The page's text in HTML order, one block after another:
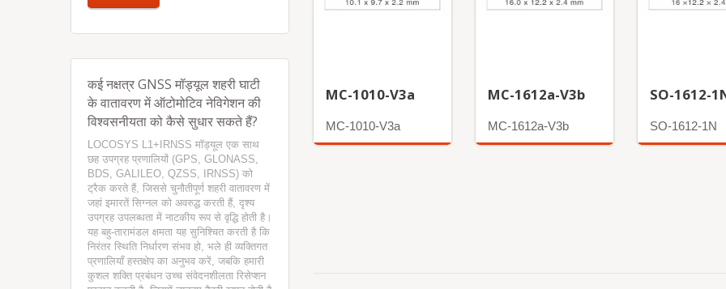
कई नक्षत्र GNSS मॉड्यूल शहरी घाटी
के वातावरण में ऑटोमोटिव नेविगेशन की
विश्वसनीयता को कैसे सुधार सकते हैं?
LOCOSYS L1+IRNSS मॉड्यूल एक साथ
छह उपग्रह प्रणालियों (GPS, GLONASS,
BDS, GALILEO, QZSS, IRNSS) को
ट्रैक करते हैं, जिससे चुनौतीपूर्ण शहरी वातावरण में
जहां इमारतें सिग्नल को अवरुद्ध करती हैं, दृश्य
उपग्रह उपलब्धता में नाटकीय रूप से वृद्धि होती है।
यह बहु-तारामंडल क्षमता यह सुनिश्चित करती है कि
निरंतर स्थिति निर्धारण संभव हो, भले ही व्यक्तिगत
प्रणालियाँ हस्तक्षेप का अनुभव करें, जबकि हमारी
कुशल शक्ति प्रबंधन उच्च संवेदनशीलता रिसेप्शन
MC-1010-V3a
MC-1010-V3a
MC-1612a-V3b
MC-1612a-V3b
SO-1612-
SO-1612-1N